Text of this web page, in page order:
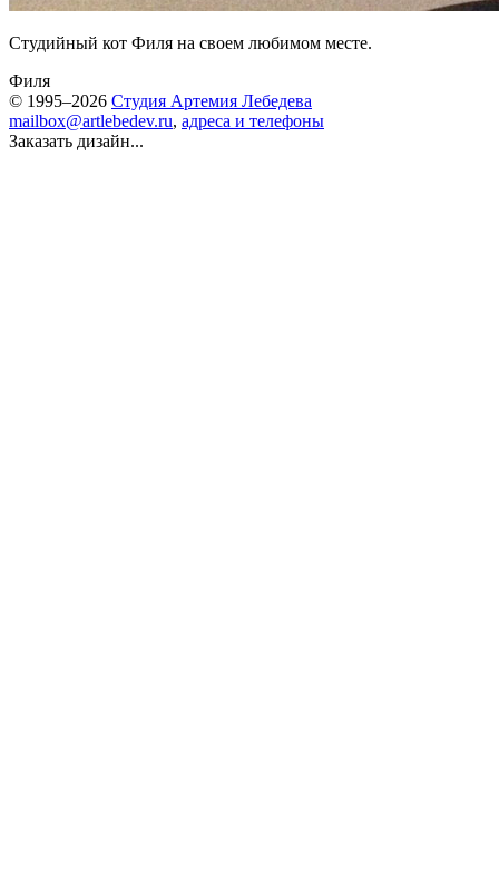
Студийный кот Филя на своем любимом месте.
Филя
© 1995–2026 Студия Артемия Лебедева
mailbox@artlebedev.ru, адреса и телефоны
Заказать дизайн...